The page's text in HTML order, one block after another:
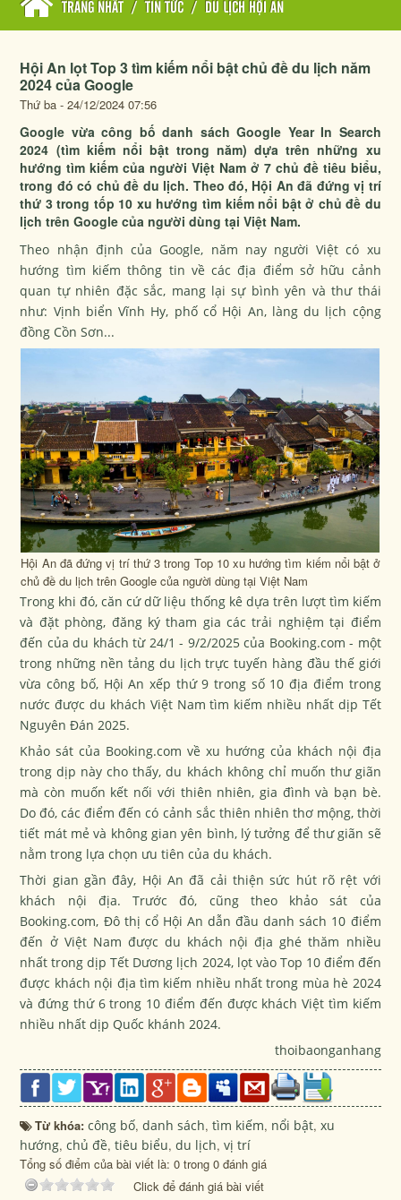
TRANG NHẤT / TIN TỨC / DU LỊCH HỘI AN
Hội An lọt Top 3 tìm kiếm nổi bật chủ đề du lịch năm
2024 của Google
Thứ ba - 24/12/2024 07:56
Google vừa công bố danh sách Google Year In Search
2024 (tìm kiếm nổi bật trong năm) dựa trên những xu
hướng tìm kiếm của người Việt Nam ở 7 chủ đề tiêu biểu,
trong đó có chủ đề du lịch. Theo đó, Hội An đã đứng vị trí
thứ 3 trong tốp 10 xu hướng tìm kiếm nổi bật ở chủ đề du
lịch trên Google của người dùng tại Việt Nam.
Theo nhận định của Google, năm nay người Việt có xu
hướng tìm kiếm thông tin về các địa điểm sở hữu cảnh
quan tự nhiên đặc sắc, mang lại sự bình yên và thư thái
như: Vịnh biển Vĩnh Hy, phố cổ Hội An, làng du lịch cộng
đồng Cồn Sơn...
Hội An đã đứng vị trí thứ 3 trong Top 10 xu hướng tìm kiếm nổi bật ở
chủ đề du lịch trên Google của người dùng tại Việt Nam
Trong khi đó, căn cứ dữ liệu thống kê dựa trên lượt tìm kiếm
và đặt phòng, đăng ký tham gia các trải nghiệm tại điểm
đến của du khách từ 24/1 - 9/2/2025 của Booking.com - một
trong những nền tảng du lịch trực tuyến hàng đầu thế giới
vừa công bố, Hội An xếp thứ 9 trong số 10 địa điểm trong
nước được du khách Việt Nam tìm kiếm nhiều nhất dịp Tết
Nguyên Đán 2025.
Khảo sát của Booking.com về xu hướng của khách nội địa
trong dịp này cho thấy, du khách không chỉ muốn thư giãn
mà còn muốn kết nối với thiên nhiên, gia đình và bạn bè.
Do đó, các điểm đến có cảnh sắc thiên nhiên thơ mộng, thời
tiết mát mẻ và không gian yên bình, lý tưởng để thư giãn sẽ
nằm trong lựa chọn ưu tiên của du khách.
Thời gian gần đây, Hội An đã cải thiện sức hút rõ rệt với
khách nội địa. Trước đó, cũng theo khảo sát của
Booking.com, Đô thị cổ Hội An dẫn đầu danh sách 10 điểm
đến ở Việt Nam được du khách nội địa ghé thăm nhiều
nhất trong dịp Tết Dương lịch 2024, lọt vào Top 10 điểm đến
được khách nội địa tìm kiếm nhiều nhất trong mùa hè 2024
và đứng thứ 6 trong 10 điểm đến được khách Việt tìm kiếm
nhiều nhất dịp Quốc khánh 2024.
thoibaonganhang
Từ khóa:công bố,danh sách,tìm kiếm, nổi bật,xu
hướng,chủ đề,tiêu biểu,du lịch,vị trí
Tổng số điểm của bài viết là: 0 trong 0 đánh giá
Click để đánh giá bài viết